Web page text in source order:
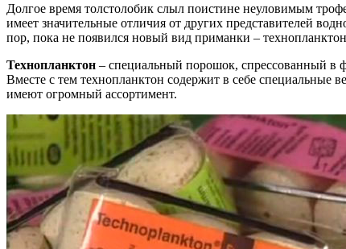
Долгое время толстолобик слыл поистине неуловимым
имеет значительные отличия от других представителей
пор, пока не появился новый вид приманки –
Технопланктон – специальный порошок, спрессованный в
Вместе с тем технопланктон содержит в себе
имеют огромный ассортимент.